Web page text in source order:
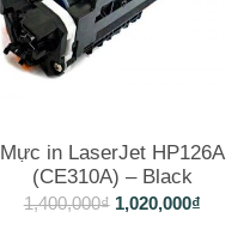
Mực in LaserJet HP126A
(CE310A) – Black
1,400,000₫ 1,020,000₫